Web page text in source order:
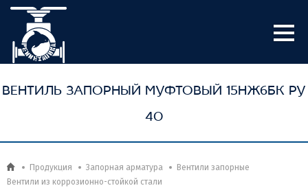
ВЕНТИЛЬ ЗАПОРНЫЙ МУФТОВЫЙ 15НЖ6БК РУ
40
Продукция Запорная арматура
Вентили запорные
Вентили из коррозионно-стойкой стали